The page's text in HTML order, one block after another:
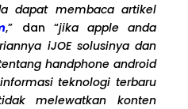
dapat membaca artikel
,” dan “jika apple anda
iJOE solusinya dan
handphone android
teknologi terbaru
melewatkan konten